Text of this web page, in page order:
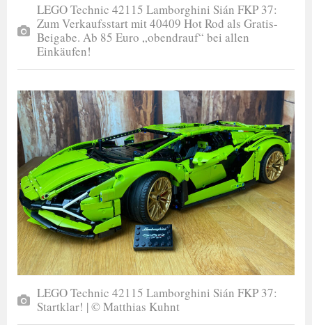
LEGO Technic 42115 Lamborghini Sián FKP 37:
Zum Verkaufsstart mit 40409 Hot Rod als Gratis-
Beigabe. Ab 85 Euro „obendrauf“ bei allen
Einkäufen!
LEGO Technic 42115 Lamborghini Sián FKP 37:
Startklar! | © Matthias Kuhnt